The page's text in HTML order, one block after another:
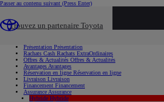
Passer au contenu suivant (Press Enter)
Trouvez un partenaire Toyota
Présentation Présentation
Rachats Cash Rachats ExtraOrdinaires
Offres & Actualités Offres & Actualités
Avantages Avantages
Réservation en ligne Réservation en ligne
Livraison Livraison
Financement Financement
Assurance Assurance
Hybride Hybride